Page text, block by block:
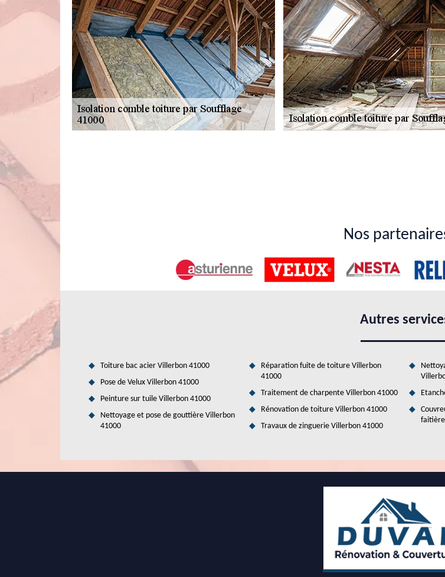
C'est par les combles perdus que peut s'échapper la chaleur. En effet, il est possible de les isoler et il existe un
techniques pour assurer cela. Ainsi, il est possible de faire une isolation par soufflage. Pour ce faire, on peut
Les avantages de faire appel à Duval Rénovation & Couverture pour
Les travaux qui consistent à isoler les combles par la méthode de soufflage sont très importants pour la
en énergie. Des économies considérables pourront être constatées par les propriétaires. Dans ce cas, il faut
d'un expert pour effectuer les travaux. N'oubliez pas qu'il est possible de solliciter Duval Rénovation &
Nos
Autres
Toiture bac acier Villerbon 41000
Pose de Velux Villerbon 41000
Peinture sur tuile Villerbon 41000
Nettoyage et pose de gouttière Villerbon
41000
Réparation fuite de toiture Villerbon
41000
Traitement de charpente Villerbon 41000
Rénovation de toiture Villerbon 41000
Travaux de zinguerie Villerbon 41000